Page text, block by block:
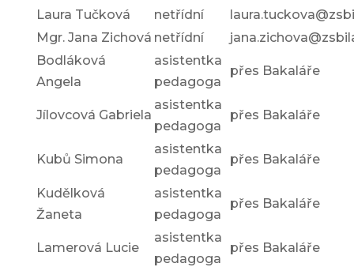
Laura Tučková netřídní
Mgr. Jana Zichová netřídní
Bodláková
Angela
asistentka
pedagoga
přes Bakaláře
Jílovcová Gabriela
asistentka
pedagoga
přes Bakaláře
Kubů Simona
asistentka
pedagoga
přes Bakaláře
Kudělková
Žaneta
asistentka
pedagoga
přes Bakaláře
Lamerová Lucie
asistentka
pedagoga
přes Bakaláře